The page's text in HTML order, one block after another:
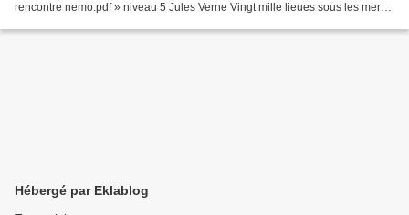
rencontre nemo.pdf » niveau 5 Jules Verne Vingt mille lieues sous les mers
Hébergé par Eklablog